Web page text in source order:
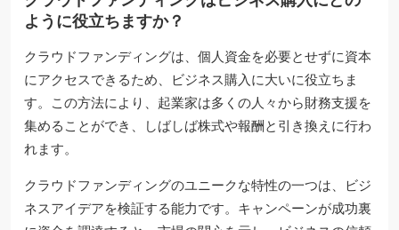
ように役立ちますか？
クラウドファンディングは、個人資金を必要とせずに資本
にアクセスできるため、ビジネス購入に大いに役立ちま
す。この方法により、起業家は多くの人々から財務支援を
集めることができ、しばしば株式や報酬と引き換えに行わ
れます。
クラウドファンディングのユニークな特性の一つは、ビジ
ネスアイデアを検証する能力です。キャンペーンが成功裏